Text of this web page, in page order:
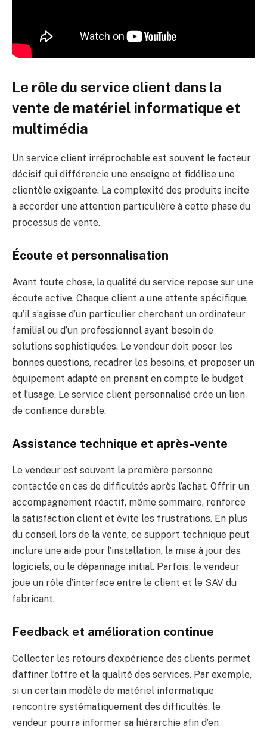
Le rôle du service client dans la
vente de matériel informatique et
multimédia
Un service client irréprochable est souvent le facteur
décisif qui différencie une enseigne et fidélise une
clientèle exigeante. La complexité des produits incite
à accorder une attention particulière à cette phase du
processus de vente.
Écoute et personnalisation
Avant toute chose, la qualité du service repose sur une
écoute active. Chaque client a une attente spécifique,
qu’il s’agisse d’un particulier cherchant un ordinateur
familial ou d’un professionnel ayant besoin de
solutions sophistiquées. Le vendeur doit poser les
bonnes questions, recadrer les besoins, et proposer un
équipement adapté en prenant en compte le budget
et l’usage. Le service client personnalisé crée un lien
de confiance durable.
Assistance technique et après-vente
Le vendeur est souvent la première personne
contactée en cas de difficultés après l’achat. Offrir un
accompagnement réactif, même sommaire, renforce
la satisfaction client et évite les frustrations. En plus
du conseil lors de la vente, ce support technique peut
inclure une aide pour l’installation, la mise à jour des
logiciels, ou le dépannage initial. Parfois, le vendeur
joue un rôle d’interface entre le client et le SAV du
fabricant.
Feedback et amélioration continue
Collecter les retours d’expérience des clients permet
d’affiner l’offre et la qualité des services. Par exemple,
si un certain modèle de matériel informatique
rencontre systématiquement des difficultés, le
vendeur pourra informer sa hiérarchie afin d’en